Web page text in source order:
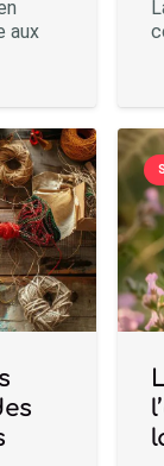
aux